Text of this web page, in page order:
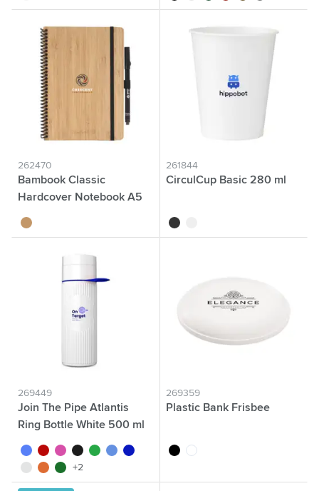
262470
Bambook Classic
Hardcover Notebook A5
bambou
261844
CirculCup Basic 280 ml
noir
269449
Join The Pipe Atlantis
Ring Bottle White 500 ml
blanc/bleu
blanc/rouge
blanc/rose
blanc/noir
blanc/vert
blanc/bleu clair
blanc/bleu foncé
blanc/blanc
blanc/orange
blanc/vert foncé
+2
269359
Plastic Bank Frisbee
noir blanc